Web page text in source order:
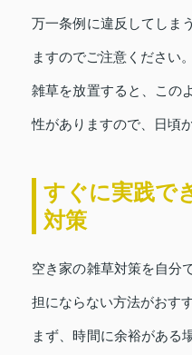
万一条例に違反してしま
ますのでご注意ください。
雑草を放置すると、この
性がありますので、日頃
すぐに実践で
対策
空き家の雑草対策を自分
担にならない方法がおす
まず、時間に余裕がある